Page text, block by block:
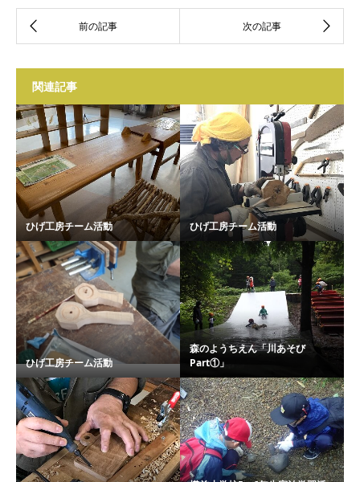
関連記事
ひげ工房チーム活動 ひげ工房チーム活動
ひげ工房チーム活動
森のようちえん「川あそび
Part①」